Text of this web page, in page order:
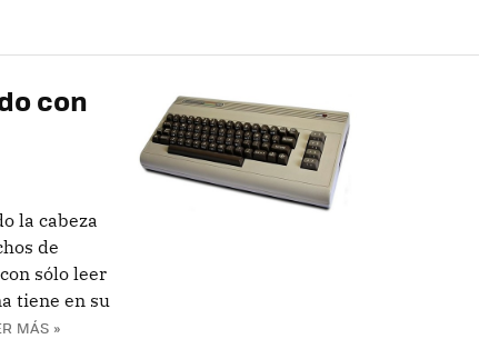
con
la cabeza
de
sólo leer
tiene en su
MÁS »